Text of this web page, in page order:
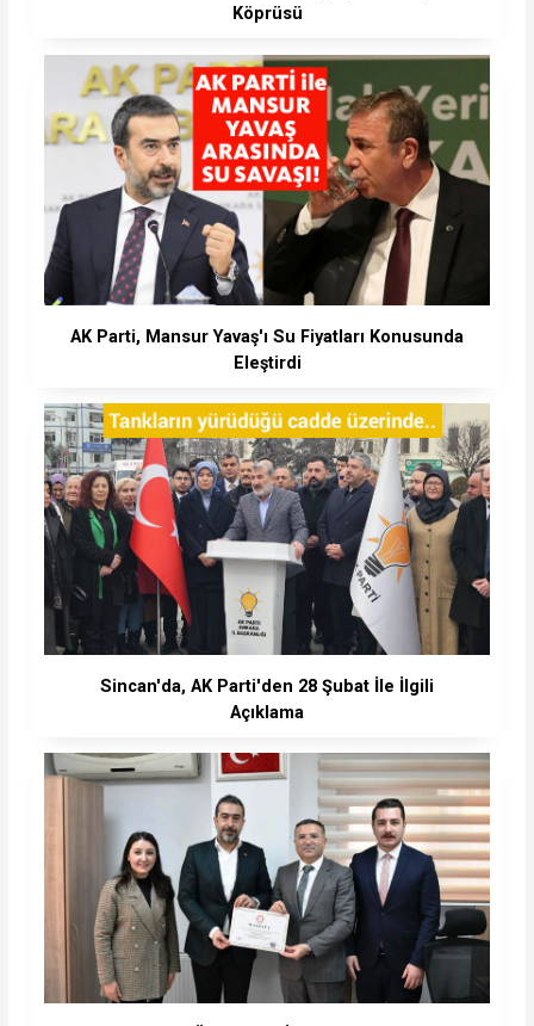
Köprüsü
AK Parti, Mansur Yavaş'ı Su Fiyatları Konusunda
Eleştirdi
Sincan'da, AK Parti'den 28 Şubat İle İlgili
Açıklama